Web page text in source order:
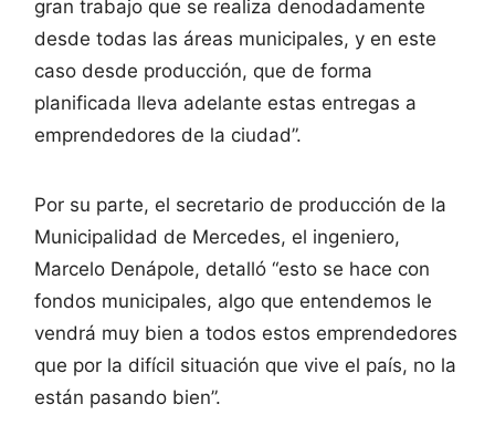
gran trabajo que se realiza denodadamente
desde todas las áreas municipales, y en este
caso desde producción, que de forma
planificada lleva adelante estas entregas a
emprendedores de la ciudad”.
Por su parte, el secretario de producción de la
Municipalidad de Mercedes, el ingeniero,
Marcelo Denápole, detalló “esto se hace con
fondos municipales, algo que entendemos le
vendrá muy bien a todos estos emprendedores
que por la difícil situación que vive el país, no la
están pasando bien”.